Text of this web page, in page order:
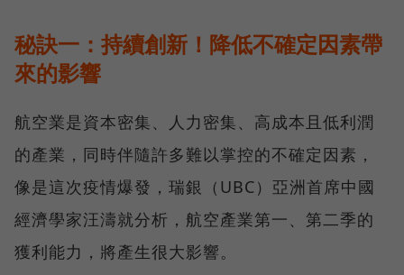
秘訣一：持續創新！降低不確定因素帶
來的影響
航空業是資本密集、人力密集、高成本且低利潤
的產業，同時伴隨許多難以掌控的不確定因素，
像是這次疫情爆發，瑞銀（UBC）亞洲首席中國
經濟學家汪濤就分析，航空產業第一、第二季的
獲利能力，將產生很大影響。